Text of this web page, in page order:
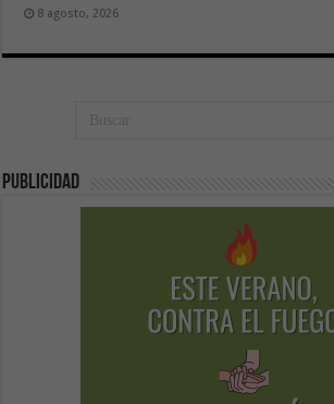
8 agosto, 2026
Publicidad